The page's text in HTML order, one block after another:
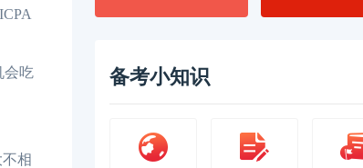
会吃
相
备考小知识